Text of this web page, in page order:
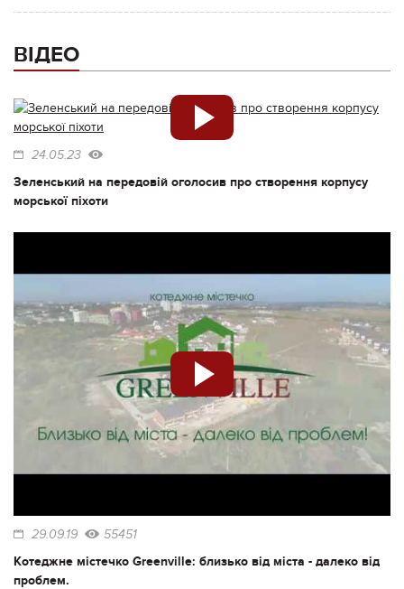
ВІДЕО
24.05.23
Зеленський на передовій оголосив про створення корпусу
морської піхоти
29.09.19 55451
Котеджне містечко Greenville: близько від міста - далеко від
проблем.